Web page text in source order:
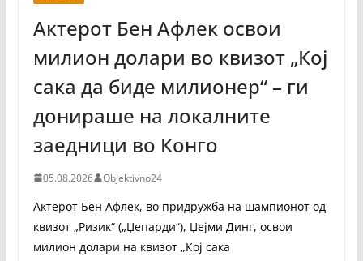
Актерот Бен Афлек освои
милион долари во квизот „Кој
сака да биде милионер“ – ги
донираше на локалните
заедници во Конго
05.08.2026 Objektivno24
Актерот Бен Афлек, во придружба на шампионот од
квизот „Ризик“ („Џепарди“), Џејми Динг, освои
милион долари на квизот „Кој сака